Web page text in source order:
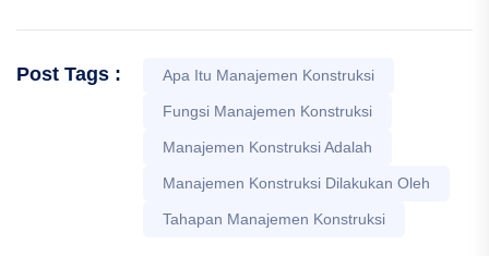
Post Tags : Apa Itu Manajemen Konstruksi
Fungsi Manajemen Konstruksi
Manajemen Konstruksi Adalah
Manajemen Konstruksi Dilakukan Oleh
Tahapan Manajemen Konstruksi